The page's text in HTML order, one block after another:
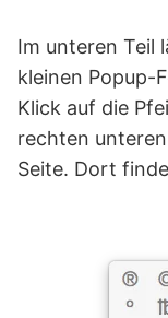
Im unteren Teil
kleinen Popup-
Klick auf die
rechten
Seite. Dort